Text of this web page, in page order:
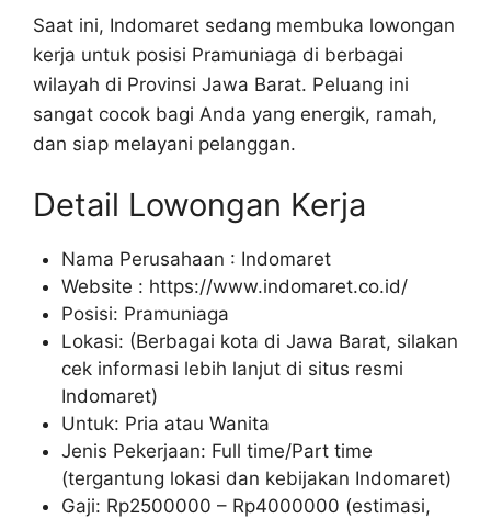
Saat ini, Indomaret sedang membuka lowongan
kerja untuk posisi Pramuniaga di berbagai
wilayah di Provinsi Jawa Barat. Peluang ini
sangat cocok bagi Anda yang energik, ramah,
dan siap melayani pelanggan.
Detail Lowongan Kerja
Nama Perusahaan : Indomaret
Website : https://www.indomaret.co.id/
Posisi: Pramuniaga
Lokasi: (Berbagai kota di Jawa Barat, silakan
cek informasi lebih lanjut di situs resmi
Indomaret)
Untuk: Pria atau Wanita
Jenis Pekerjaan: Full time/Part time
(tergantung lokasi dan kebijakan Indomaret)
Gaji: Rp2500000 – Rp4000000 (estimasi,